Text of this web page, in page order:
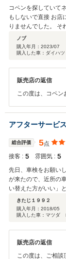
席の鍵がしめられな
席のドアの鍵、助手
席側のドアは他の車
しなければいけない
です）。 それなら
せん。他にもドアセ
球切れだったりと、
遅れてこれ。 気に
呑みにしなければ・
でも車に罪は無いの
げたいと思います。 車が好きな方には正直お勧めできませんが、お昼ご飯に
納得の行く整備を
させて頂きます
きます。 この度
た。お引越しされ
できず、納車遅れ
ります。
コペンを探していて
もしないで直接 お店
りませんでした。 そ
ちょと時間をちょう
が入り 初めに売れ
いいお店です。 本当
ノブ
購入年月： 2023/07
購入した車：ダイハ
販売店の返信
この度は、コペン
お店ずくりに邁進
おります。お暇な
おります。
アフターサービ
総合評価 5点
接客 : 5 雰囲気 : 5
先日、車検をお願い
が来たので、近所の
い替えた方がいい」
りたいところも沢山
定まで行ってました
のNAロードスター
ながら自分は予算が
から任せておいて」
きたじ１９９２
購入年月： 2018/05
購入した車：マツダ
販売店の返信
この度は、ご相談